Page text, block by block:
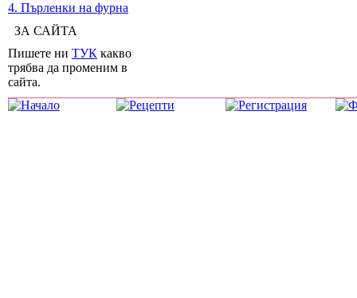
4. Пърленки на фурна
ЗА САЙТА
Пишете ни ТУК какво
трябва да променим в
сайта.